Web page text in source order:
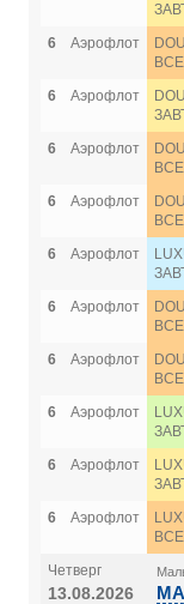
6
Аэрофлот
6
Аэрофлот
6
Аэрофлот
6
Аэрофлот
6
Аэрофлот
6
Аэрофлот
6
Аэрофлот
6
Аэрофлот
6
Аэрофлот
6
Аэрофлот
Четверг
13.08.2026